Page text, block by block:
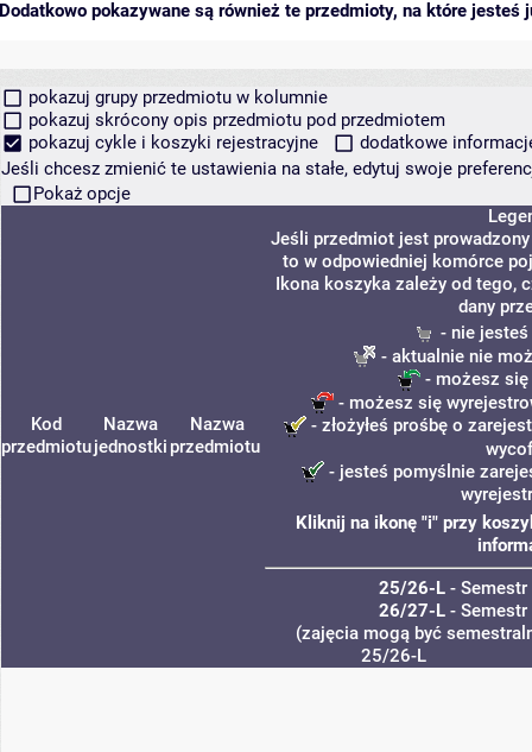
Dodatkowo pokazywane są również te przedmioty, na które jesteś
pokazuj grupy przedmiotu w kolumnie
pokazuj skrócony opis przedmiotu pod przedmiotem
pokazuj cykle i koszyki rejestracyjne
dodatkowe
Jeśli chcesz zmienić te ustawienia na stałe, edytuj swoje
Pokaż opcje
Kod
przedmiotu
Nazwa
jednostki
Nazwa
przedmiotu
Jeśli przedmiot jest
to w odpowiedniej komórce
Ikona koszyka zależy od tego,
dany
- nie
- aktualnie nie
- możesz się
- możesz się
- złożyłeś prośbę o
- jesteś pomyślnie
Kliknij na ikonę "i" przy
25/26-L -
26/27-L -
(zajęcia mogą być
25/26-L